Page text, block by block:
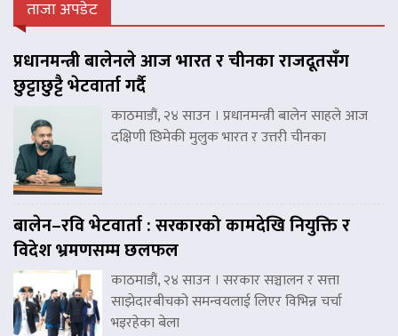
ताजा अपडेट
प्रधानमन्त्री बालेनले आज भारत र चीनका राजदूतसँग
छुट्टाछुट्टै भेटवार्ता गर्दै
काठमाडौं, २४ साउन । प्रधानमन्त्री बालेन साहले आज
दक्षिणी छिमेकी मुलुक भारत र उत्तरी चीनका
बालेन–रवि भेटवार्ता : सरकारको कामदेखि नियुक्ति र
विदेश भ्रमणसम्म छलफल
काठमाडौं, २४ साउन । सरकार सञ्चालन र सत्ता
साझेदारबीचको समन्वयलाई लिएर विभिन्न चर्चा
भइरहेका बेला